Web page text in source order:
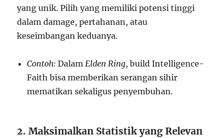
yang unik. Pilih yang memiliki potensi tinggi
dalam damage, pertahanan, atau
keseimbangan keduanya.
Contoh: DalamElden Ring, build Intelligence-
Faith bisa memberikan serangan sihir
mematikan sekaligus penyembuhan.
2. Maksimalkan Statistik yang Relevan